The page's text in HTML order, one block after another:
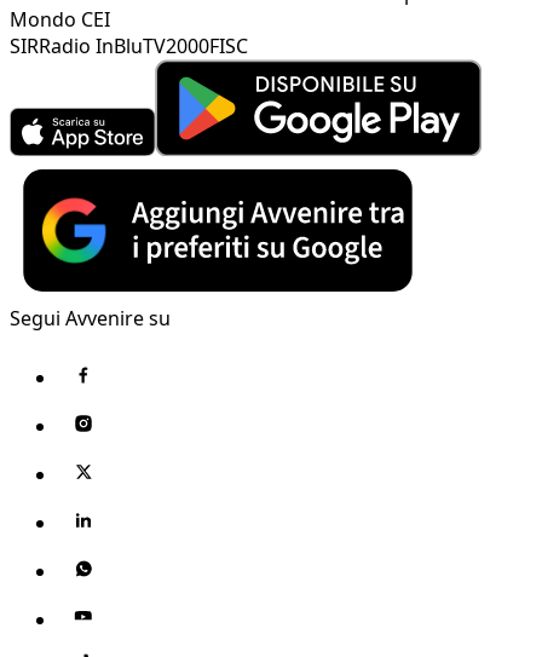
Mondo CEI
SIRRadio InBluTV2000FISC
Segui Avvenire su